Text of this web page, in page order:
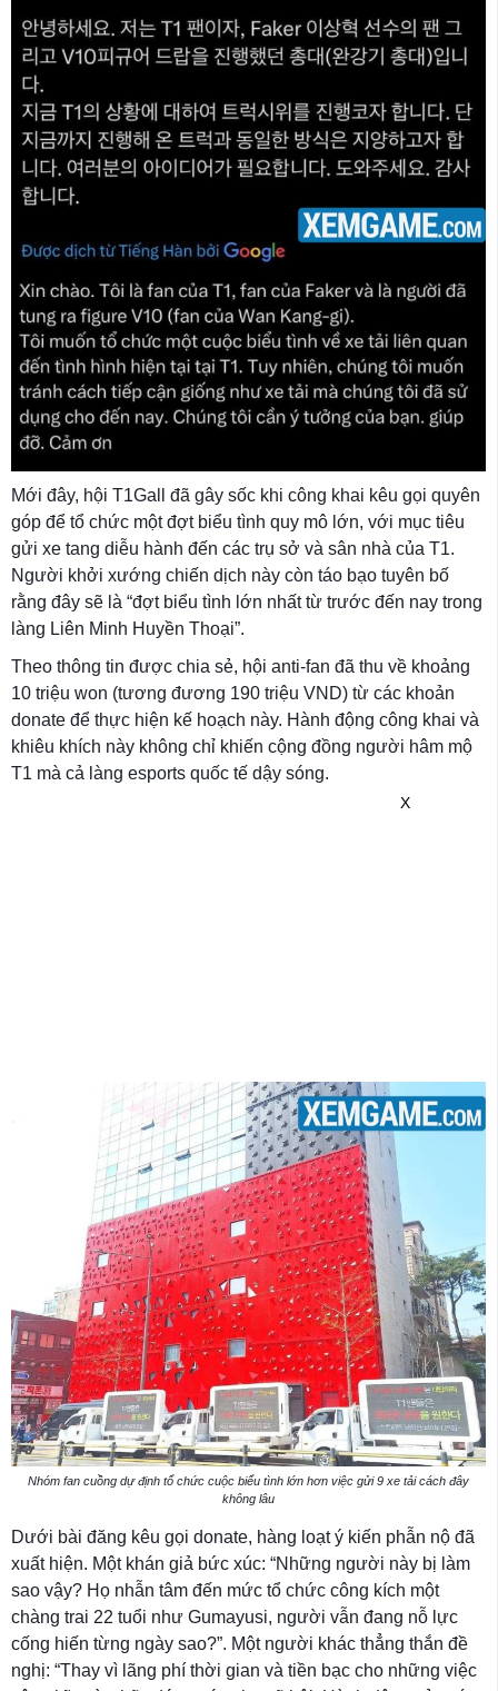
Mới đây, hội T1Gall đã gây sốc khi công khai kêu gọi quyên
góp để tổ chức một đợt biểu tình quy mô lớn, với mục tiêu
gửi xe tang diễu hành đến các trụ sở và sân nhà của T1.
Người khởi xướng chiến dịch này còn táo bạo tuyên bố
rằng đây sẽ là “đợt biểu tình lớn nhất từ trước đến nay trong
làng Liên Minh Huyền Thoại”.
Theo thông tin được chia sẻ, hội anti-fan đã thu về khoảng
10 triệu won (tương đương 190 triệu VND) từ các khoản
donate để thực hiện kế hoạch này. Hành động công khai và
khiêu khích này không chỉ khiến cộng đồng người hâm mộ
T1 mà cả làng esports quốc tế dậy sóng.
X
Nhóm fan cuồng dự định tổ chức cuộc biểu tình lớn hơn việc gửi 9 xe tải cách đây
không lâu
Dưới bài đăng kêu gọi donate, hàng loạt ý kiến phẫn nộ đã
xuất hiện. Một khán giả bức xúc: “Những người này bị làm
sao vậy? Họ nhẫn tâm đến mức tổ chức công kích một
chàng trai 22 tuổi như Gumayusi, người vẫn đang nỗ lực
cống hiến từng ngày sao?”. Một người khác thẳng thắn đề
nghị: “Thay vì lãng phí thời gian và tiền bạc cho những việc